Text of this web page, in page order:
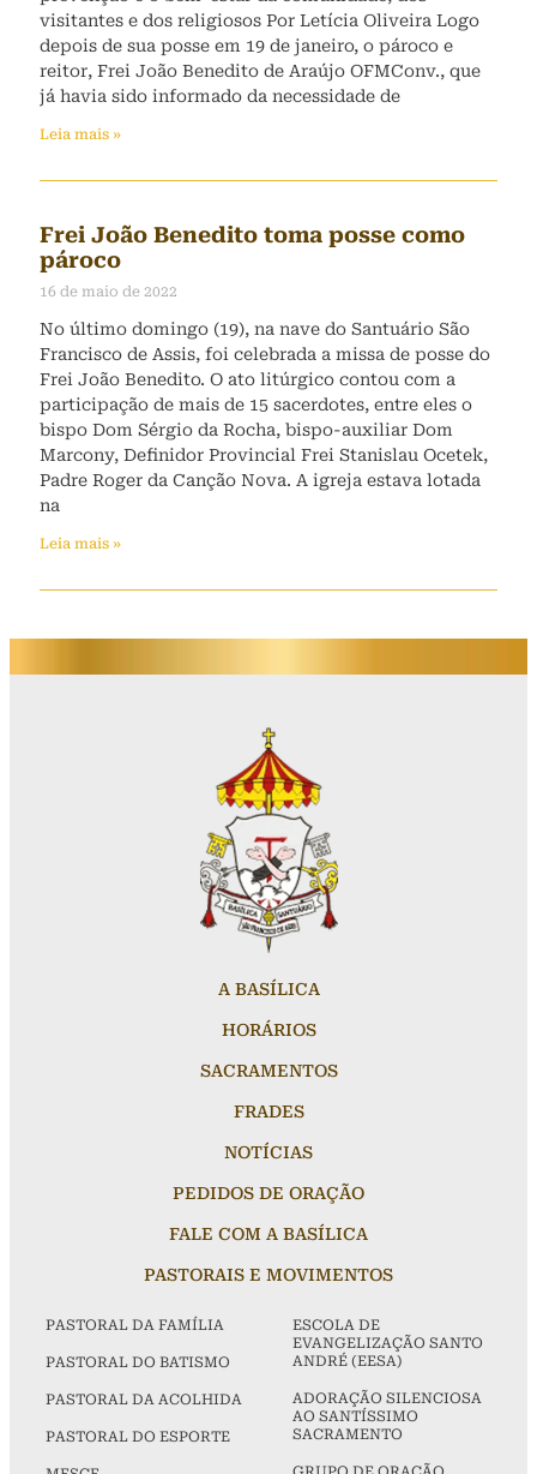
visitantes e dos religiosos Por Letícia Oliveira Logo
depois de sua posse em 19 de janeiro, o pároco e
reitor, Frei João Benedito de Araújo OFMConv., que
já havia sido informado da necessidade de
Leia mais »
Frei João Benedito toma posse como
pároco
16 de maio de 2022
No último domingo (19), na nave do Santuário São
Francisco de Assis, foi celebrada a missa de posse do
Frei João Benedito. O ato litúrgico contou com a
participação de mais de 15 sacerdotes, entre eles o
bispo Dom Sérgio da Rocha, bispo-auxiliar Dom
Marcony, Definidor Provincial Frei Stanislau Ocetek,
Padre Roger da Canção Nova. A igreja estava lotada
na
Leia mais »
A BASÍLICA
HORÁRIOS
SACRAMENTOS
FRADES
NOTÍCIAS
PEDIDOS DE ORAÇÃO
FALE COM A BASÍLICA
PASTORAIS E MOVIMENTOS
PASTORAL DA FAMÍLIA
PASTORAL DO BATISMO
PASTORAL DA ACOLHIDA
PASTORAL DO ESPORTE
ESCOLA DE
EVANGELIZAÇÃO SANTO
ANDRÉ (EESA)
ADORAÇÃO SILENCIOSA
AO SANTÍSSIMO
SACRAMENTO